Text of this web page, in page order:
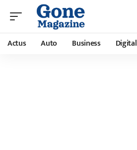
Actus Auto Business Digital